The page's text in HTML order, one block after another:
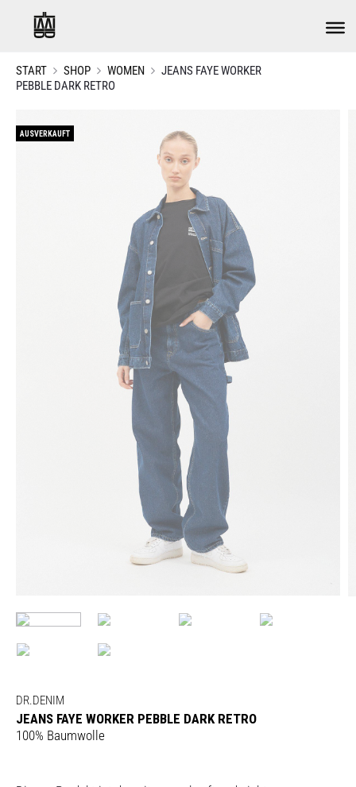
START SHOP WOMEN
JEANS FAYE WORKER
PEBBLE DARK RETRO
AUSVERKAUFT
DR.DENIM
JEANS FAYE WORKER PEBBLE DARK RETRO
100% Baumwolle